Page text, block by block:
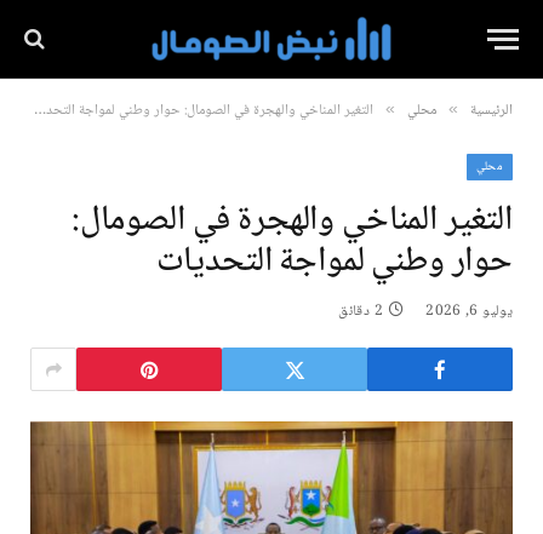
الرئيسية » محلي » التغير المناخي والهجرة في الصومال: حوار وطني لمواجة التحديات
محلي
التغير المناخي والهجرة في الصومال:
حوار وطني لمواجة التحديات
يوليو 6, 2026 2 دقائق